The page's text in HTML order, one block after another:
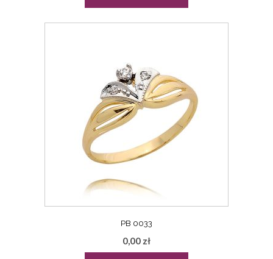
PB 0033
0,00 zł